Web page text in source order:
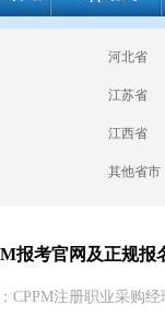
河北省
江苏省
江西省
其他省市
报考官网及正规报
CPPM注册职业采购